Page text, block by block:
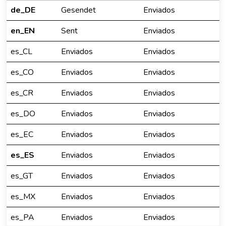
de_DE
Gesendet
Enviados
en_EN
Sent
Enviados
es_CL
Enviados
Enviados
es_CO
Enviados
Enviados
es_CR
Enviados
Enviados
es_DO
Enviados
Enviados
es_EC
Enviados
Enviados
es_ES
Enviados
Enviados
es_GT
Enviados
Enviados
es_MX
Enviados
Enviados
es_PA
Enviados
Enviados